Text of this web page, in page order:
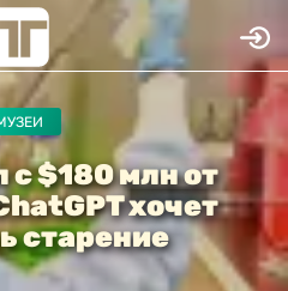
с $180 млн от
хочет
старение